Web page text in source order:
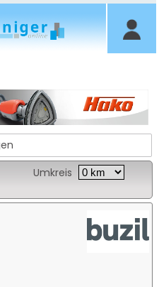
Umkreis